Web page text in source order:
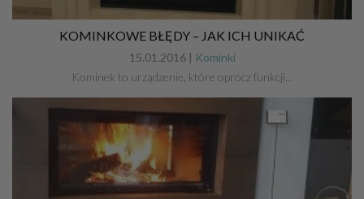
KOMINKOWE BŁĘDY – JAK ICH UNIKAĆ
15.01.2016 | Kominki
Kominek to urządzenie, które oprócz funkcji…